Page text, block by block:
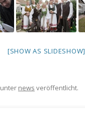
[SHOW AS SLIDESHOW]
unter news veröffentlicht.